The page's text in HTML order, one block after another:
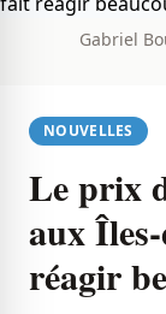
Gabriel
NOUVELLES
Le prix
aux
réagir